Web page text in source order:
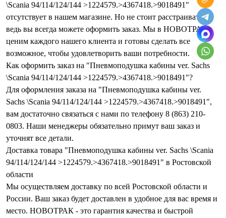
\Scania 94/114/124/144 >1224579.>4367418.>9018491"
отсутствует в нашем магазине. Но не стоит расстраиваться,
ведь вы всегда можете оформить заказ. Мы в НОВОТРАК
ценим каждого нашего клиента и готовы сделать все
возможное, чтобы удовлетворить ваши потребности.
Как оформить заказ на "Пневмоподушка кабины ver. Sachs
\Scania 94/114/124/144 >1224579.>4367418.>9018491"?
Для оформления заказа на "Пневмоподушка кабины ver.
Sachs \Scania 94/114/124/144 >1224579.>4367418.>9018491",
вам достаточно связаться с нами по телефону 8 (863) 210-
0803. Наши менеджеры обязательно примут ваш заказ и
уточнят все детали.
Доставка товара "Пневмоподушка кабины ver. Sachs \Scania
94/114/124/144 >1224579.>4367418.>9018491" в Ростовской
области
Мы осуществляем доставку по всей Ростовской области и
России. Ваш заказ будет доставлен в удобное для вас время и
место. НОВОТРАК - это гарантия качества и быстрой